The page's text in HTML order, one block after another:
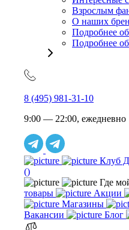
Взрослым
О наших
Подробнее об
Подробнее
8 (495) 981-31-10
9:00 — 22:00, ежедневно
Клуб
()
Где
товары
Акции
Магазины
Вакансии
Блог